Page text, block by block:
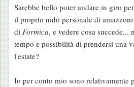
Sarebbe bello poter andare in giro
il proprio nido personale di
di Formica, e vedere cosa
tempo e possibilità di prendersi una
l'estate?
Io per conto mio sono relativamente